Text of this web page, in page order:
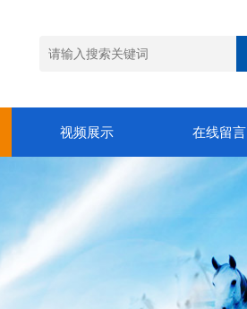
视频展示 在线留言